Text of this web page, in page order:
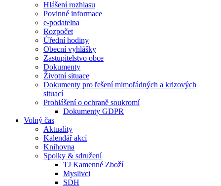
Hlášení rozhlasu
Povinné informace
e-podatelna
Rozpočet
Úřední hodiny
Obecní vyhlášky
Zastupitelstvo obce
Dokumenty
Životní situace
Dokumenty pro řešení mimořádných a krizových
situací
Prohlášení o ochraně soukromí
Dokumenty GDPR
Volný čas
Aktuality
Kalendář akcí
Knihovna
Spolky & sdružení
TJ Kamenné Zboží
Myslivci
SDH